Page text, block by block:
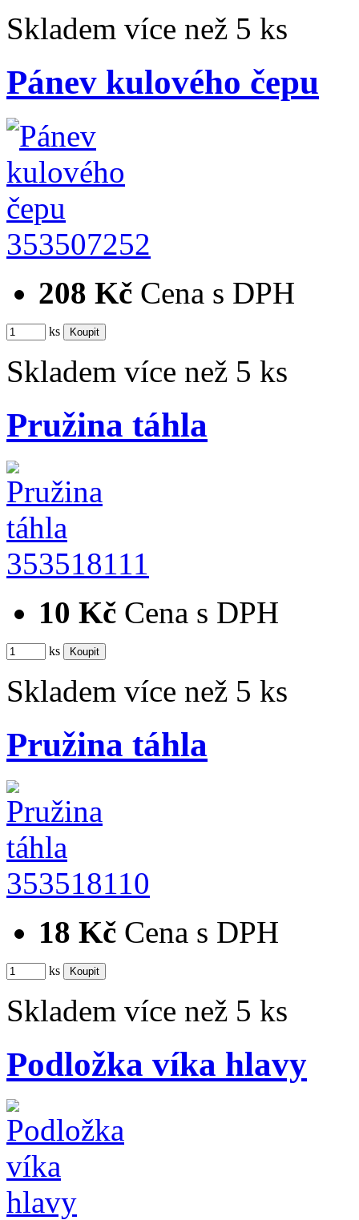
Skladem více než 5 ks
Pánev kulového čepu
353507252
208 Kč Cena s DPH
ks
Skladem více než 5 ks
Pružina táhla
353518111
10 Kč Cena s DPH
ks
Skladem více než 5 ks
Pružina táhla
353518110
18 Kč Cena s DPH
ks
Skladem více než 5 ks
Podložka víka hlavy